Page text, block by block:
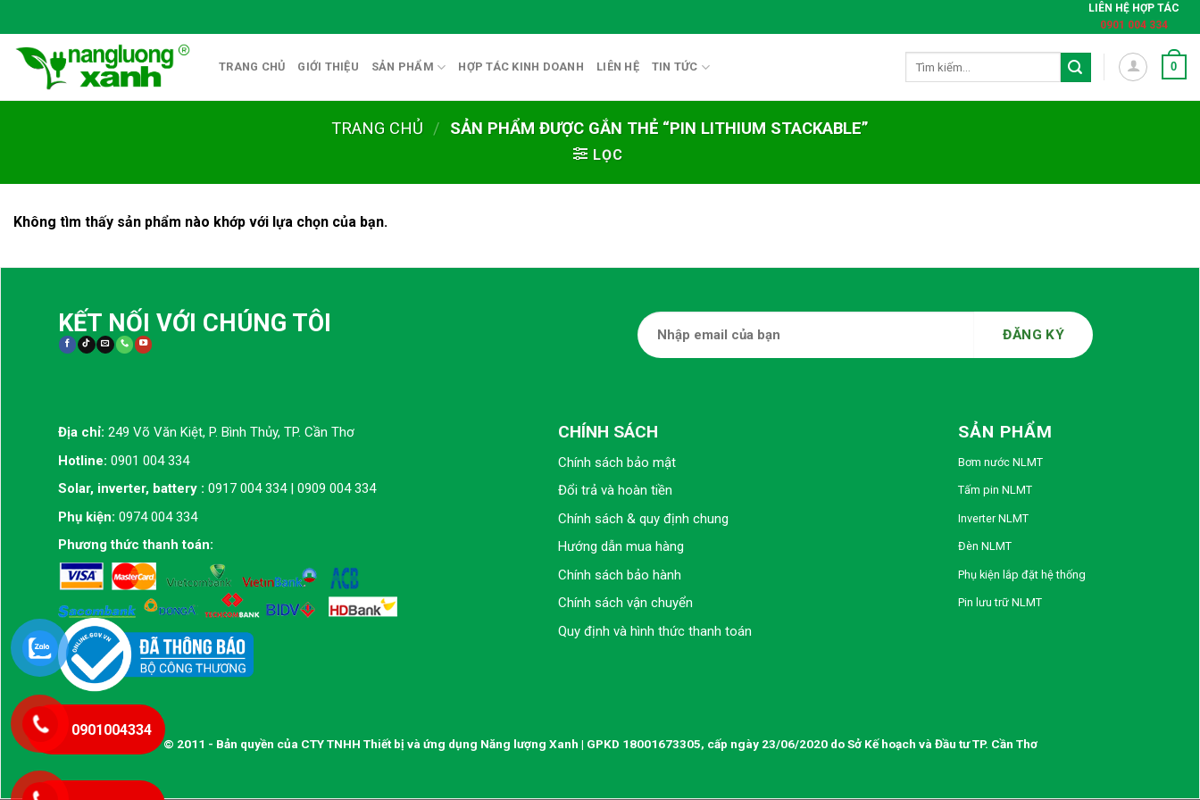
to
content
LIÊN HỆ HỢP TÁC
0901 004 334
TRANG CHỦ GIỚI THIỆU SẢN PHẨM HỢP TÁC KINH DOANH LIÊN HỆ TIN TỨC 0
TRANG CHỦ / SẢN PHẨM ĐƯỢC GẮN THẺ “PIN LITHIUM STACKABLE”
LỌC
Không tìm thấy sản phẩm nào khớp với lựa chọn của bạn.
KẾT NỐI VỚI CHÚNG TÔI
Địa chỉ: 249 Võ Văn Kiệt, P. Bình Thủy, TP. Cần Thơ
Hotline: 0901 004 334
Solar, inverter, battery : 0917 004 334 | 0909 004 334
Phụ kiện: 0974 004 334
Phương thức thanh toán:
CHÍNH SÁCH
Chính sách bảo mật
Đổi trả và hoàn tiền
Chính sách & quy định chung
Hướng dẫn mua hàng
Chính sách bảo hành
Chính sách vận chuyển
Quy định và hình thức thanh toán
SẢN PHẨM
Bơm nước NLMT
Tấm pin NLMT
Inverter NLMT
Đèn NLMT
Phụ kiện lắp đặt hệ thống
Pin lưu trữ NLMT
© 2011 - Bản quyền của CTY TNHH Thiết bị và ứng dụng Năng lượng Xanh | GPKD 18001673305, cấp ngày 23/06/2020 do Sở Kế hoạch và Đầu tư TP. Cần Thơ
0901004334